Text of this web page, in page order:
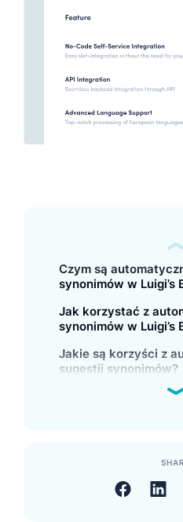
Czym są
synonimów w Luigi’s
Jak korzystać z
synonimów w Luigi’s
Jakie są korzyści z
sugestii synonimów?